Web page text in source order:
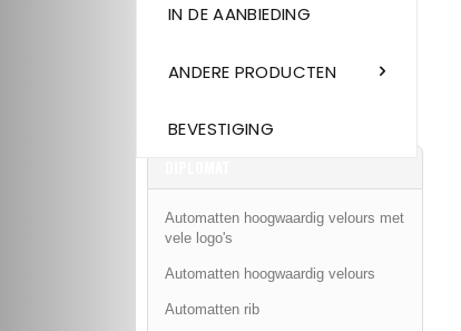
IN DE AANBIEDING
ANDERE PRODUCTEN
BEVESTIGING
Automatten hoogwaardig velours met
vele logo's
Automatten hoogwaardig velours
Automatten rib